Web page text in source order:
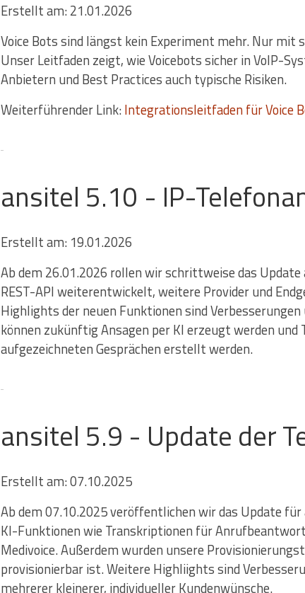
Erstellt am: 21.01.2026
Voice Bots sind längst kein Experiment mehr. Nur
Unser Leitfaden zeigt, wie Voicebots sicher in VoIP-
Anbietern und Best Practices auch typische Risiken.
Weiterführender Link:Integrationsleitfaden für Voice
ansitel 5.10 - IP-
Erstellt am: 19.01.2026
Ab dem 26.01.2026 rollen wir schrittweise das Update
REST-API weiterentwickelt, weitere Provider und
Highlights der neuen Funktionen sind
können zukünftig Ansagen per KI erzeugt werden
aufgezeichneten Gesprächen erstellt werden.
ansitel 5.9 - Update der
Erstellt am: 07.10.2025
Ab dem 07.10.2025 veröffentlichen wir das Update
KI-Funktionen wie Transkriptionen für
Medivoice. Außerdem wurden unsere
provisionierbar ist. Weitere Highliights sind
mehrerer kleinerer, individueller Kundenwünsche.